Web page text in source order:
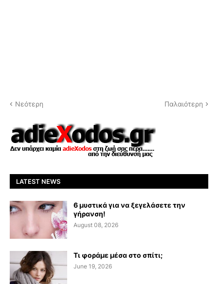
Νεότερη Παλαιότερη
LATEST NEWS
6 μυστικά για να ξεγελάσετε την
γήρανση!
August 08, 2026
Τι φοράμε μέσα στο σπίτι;
June 19, 2026